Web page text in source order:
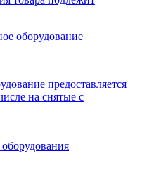
предоставляется
на снятые с